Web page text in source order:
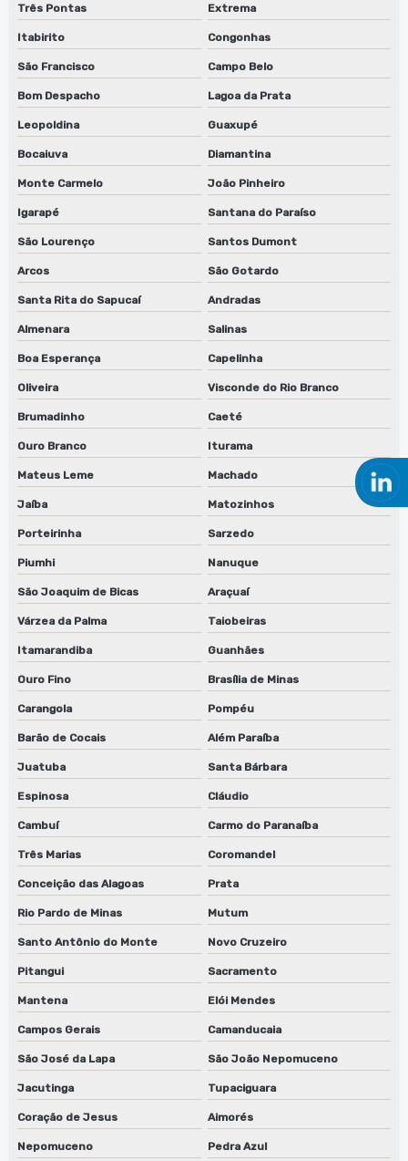
Manutenção de lavadora de cilindros em jundiaí
Manutenção de lavadora de cilindros em sp
Manutenção de lavadora de clichês
Manutenção de lavadora de clichês em jundiaí
Manutenção de lavadora de clichês em são paulo
Manutenção de lavadora de clichês em sp
Manutenção de lavadora de peças biodegradáveis
Manutenção de máquina de limpeza de equipamentos
Manutenção de máquina de limpeza de equipamentos em
Manutenção de máquina de limpeza de equipamentos em sp
Manutenção de sugador de refiles
Máquina lavadora de anilox
Máquina lavadora de clichês
Máquina de limpeza de anilox
Máquina para limpeza de peças
Máquinas de limpeza de equipamentos
Reciclador de solventes preço
Recicladores de solventes
Reparo de lavadora de anilox
Reparo de lavadora de cilindros
Reparo de lavadora de cilindros em jundiaí
Reparo de lavadora de cilindros em sp
Reparo de lavadora de peças biodegradáveis
Reparo de lavadora de peças biodegradáveis em sp
Reparo de máquinas de limpeza de equipamentos
Reparo de sugador de refiles
Reparo de sugador de refiles em jundiaí
Três Pontas Extrema
Itabirito Congonhas
São Francisco Campo Belo
Bom Despacho Lagoa da Prata
Leopoldina Guaxupé
Bocaiuva Diamantina
Monte Carmelo João Pinheiro
Igarapé Santana do Paraíso
São Lourenço Santos Dumont
Arcos São Gotardo
Santa Rita do Sapucaí Andradas
Almenara Salinas
Boa Esperança Capelinha
Oliveira Visconde do Rio Branco
Brumadinho Caeté
Ouro Branco Iturama
Mateus Leme Machado
Jaíba Matozinhos
Porteirinha Sarzedo
Piumhi Nanuque
São Joaquim de Bicas Araçuaí
Várzea da Palma Taiobeiras
Itamarandiba Guanhães
Ouro Fino Brasília de Minas
Carangola Pompéu
Barão de Cocais Além Paraíba
Juatuba Santa Bárbara
Espinosa Cláudio
Cambuí Carmo do Paranaíba
Três Marias Coromandel
Conceição das Alagoas Prata
Rio Pardo de Minas Mutum
Santo Antônio do Monte Novo Cruzeiro
Pitangui Sacramento
Mantena Elói Mendes
Campos Gerais Camanducaia
São José da Lapa São João Nepomuceno
Jacutinga Tupaciguara
Coração de Jesus Aimorés
Nepomuceno Pedra Azul